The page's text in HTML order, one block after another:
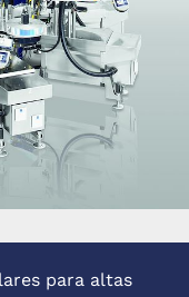
para altas